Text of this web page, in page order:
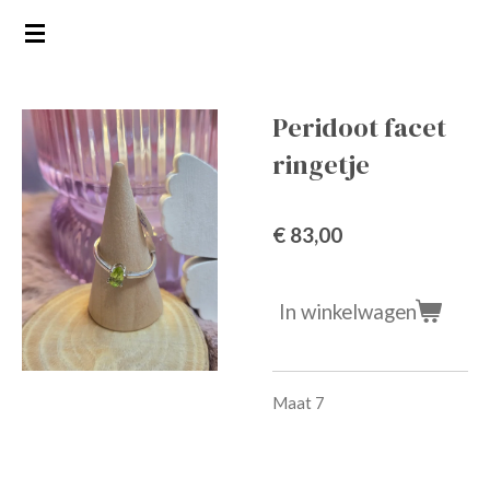
Ga
de
hoofdinhoud
Peridoot facet
ringetje
€ 83,00
In winkelwagen
Maat 7